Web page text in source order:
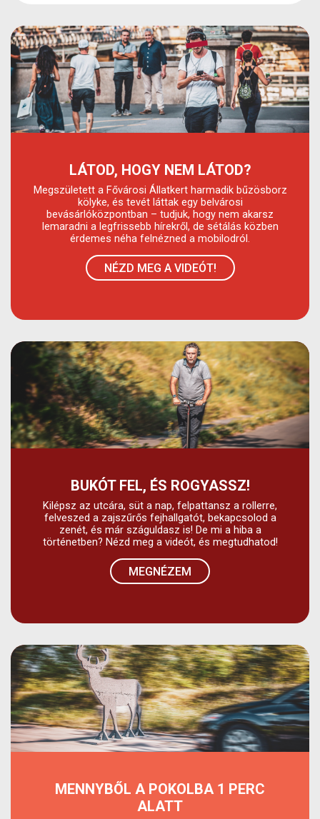
LÁTOD, HOGY NEM LÁTOD?
Megszületett a Fővárosi Állatkert harmadik bűzösborz
kölyke, és tevét láttak egy belvárosi
bevásárlóközpontban – tudjuk, hogy nem akarsz
lemaradni a legfrissebb hírekről, de sétálás közben
érdemes néha felnézned a mobilodról.
NÉZD MEG A VIDEÓT!
BUKÓT FEL, ÉS ROGYASSZ!
Kilépsz az utcára, süt a nap, felpattansz a rollerre,
felveszed a zajszűrős fejhallgatót, bekapcsolod a
zenét, és már száguldasz is! De mi a hiba a
történetben? Nézd meg a videót, és megtudhatod!
MEGNÉZEM
MENNYBŐL A POKOLBA 1 PERC
ALATT